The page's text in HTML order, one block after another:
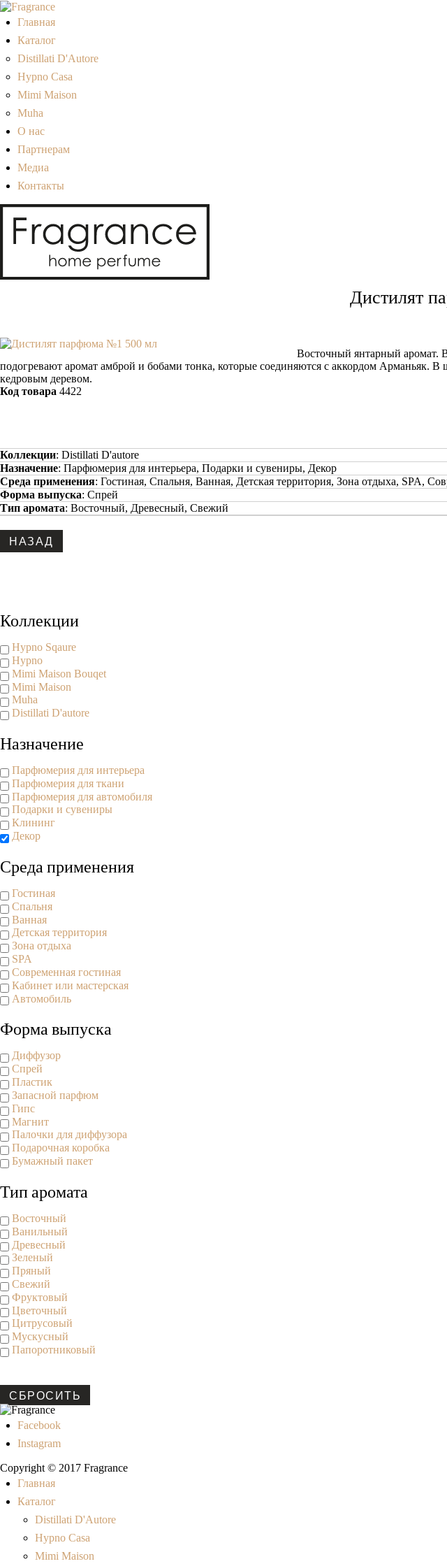
Главная
Каталог
Distillati D'Autore
Hypno Casa
Mimi Maison
Muha
О нас
Партнерам
Медиа
Контакты
Дистилят
Восточный янтарный аромат.
подогревают аромат амброй и бобами тонка, которые соединяются с аккордом
кедровым деревом.
Код товара 4422
Коллекции: Distillati D'autore
Назначение: Парфюмерия для интерьера, Подарки и сувениры, Декор
Среда применения: Гостиная, Спальня, Ванная, Детская территория, Зона отдыха, SPA,
Форма выпуска: Спрей
Тип аромата: Восточный, Древесный, Свежий
Коллекции
Hypno Sqaure
Hypno
Mimi Maison Bouqet
Mimi Maison
Muha
Distillati D'autore
Назначение
Парфюмерия для интерьера
Парфюмерия для ткани
Парфюмерия для автомобиля
Подарки и сувениры
Клининг
Декор
Среда применения
Гостиная
Спальня
Ванная
Детская территория
Зона отдыха
SPA
Современная гостиная
Кабинет или мастерская
Автомобиль
Форма выпуска
Диффузор
Спрей
Пластик
Запасной парфюм
Гипс
Магнит
Палочки для диффузора
Подарочная коробка
Бумажный пакет
Тип аромата
Восточный
Ванильный
Древесный
Зеленый
Пряный
Свежий
Фруктовый
Цветочный
Цитрусовый
Мускусный
Папоротниковый
СБРОСИТЬ
Facebook
Instagram
Copyright © 2017 Fragrance
Главная
Каталог
Distillati D'Autore
Hypno Casa
Mimi Maison